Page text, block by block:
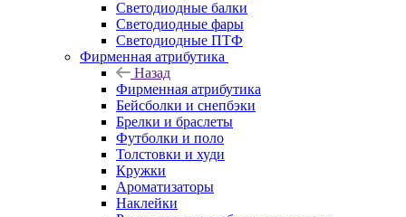
Светодиодные балки
Светодиодные фары
Светодиодные ПТФ
Фирменная атрибутика
Назад
Фирменная атрибутика
Бейсболки и снепбэки
Брелки и браслеты
Футболки и поло
Толстовки и худи
Кружки
Ароматизаторы
Наклейки